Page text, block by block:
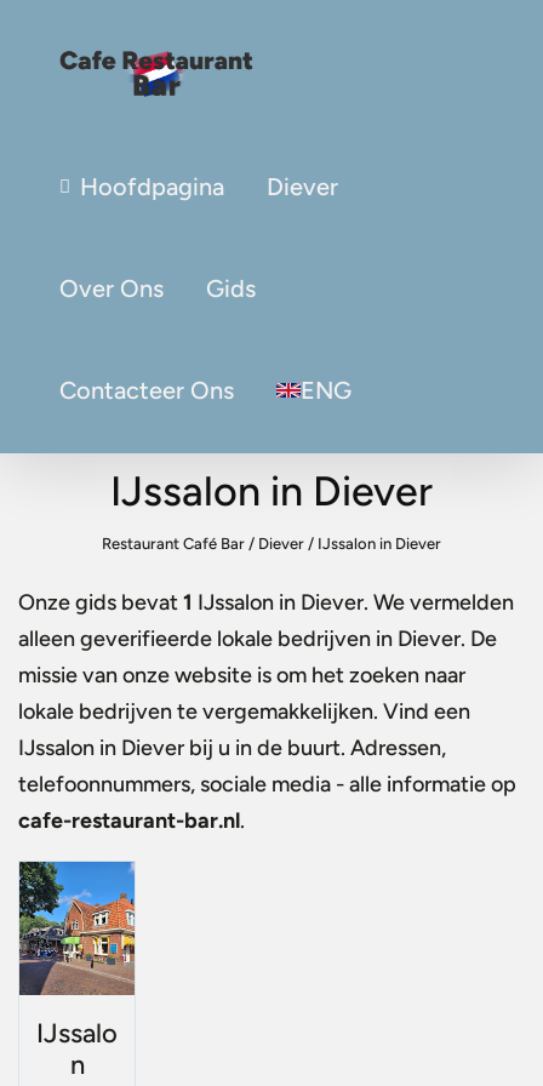
Hoofdpagina Diever
Over Ons Gids
Contacteer Ons ENG
IJssalon in Diever
Restaurant Café Bar / Diever / IJssalon in Diever
Onze gids bevat1 IJssalon in Diever. We vermelden
alleen geverifieerde lokale bedrijven in Diever. De
missie van onze website is om het zoeken naar
lokale bedrijven te vergemakkelijken. Vind een
IJssalon in Diever bij u in de buurt. Adressen,
telefoonnummers, sociale media - alle informatie op
cafe-restaurant-bar.nl.
IJssalo
n